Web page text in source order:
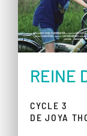
REINE
CYCLE 3
DE JOYA